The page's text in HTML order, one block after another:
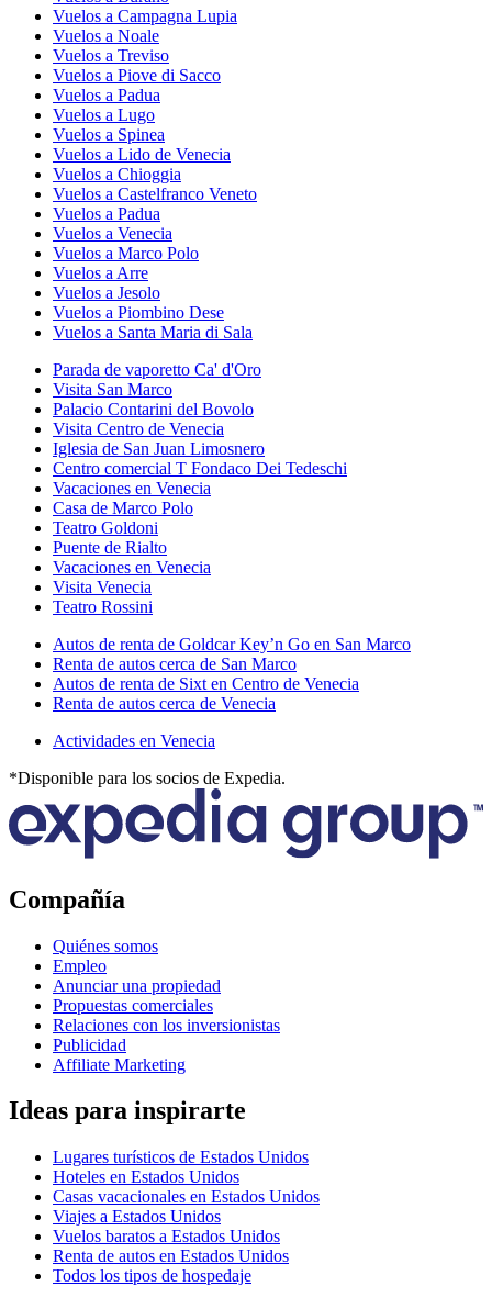
Vuelos a Campagna Lupia
Vuelos a Noale
Vuelos a Treviso
Vuelos a Piove di Sacco
Vuelos a Padua
Vuelos a Lugo
Vuelos a Spinea
Vuelos a Lido de Venecia
Vuelos a Chioggia
Vuelos a Castelfranco Veneto
Vuelos a Padua
Vuelos a Venecia
Vuelos a Marco Polo
Vuelos a Arre
Vuelos a Jesolo
Vuelos a Piombino Dese
Vuelos a Santa Maria di Sala
Parada de vaporetto Ca' d'Oro
Visita San Marco
Palacio Contarini del Bovolo
Visita Centro de Venecia
Iglesia de San Juan Limosnero
Centro comercial T Fondaco Dei Tedeschi
Vacaciones en Venecia
Casa de Marco Polo
Teatro Goldoni
Puente de Rialto
Vacaciones en Venecia
Visita Venecia
Teatro Rossini
Autos de renta de Goldcar Key’n Go en San Marco
Renta de autos cerca de San Marco
Autos de renta de Sixt en Centro de Venecia
Renta de autos cerca de Venecia
Actividades en Venecia
*Disponible para los socios de Expedia.
Compañía
Quiénes somos
Empleo
Anunciar una propiedad
Propuestas comerciales
Relaciones con los inversionistas
Publicidad
Affiliate Marketing
Ideas para inspirarte
Lugares turísticos de Estados Unidos
Hoteles en Estados Unidos
Casas vacacionales en Estados Unidos
Viajes a Estados Unidos
Vuelos baratos a Estados Unidos
Renta de autos en Estados Unidos
Todos los tipos de hospedaje